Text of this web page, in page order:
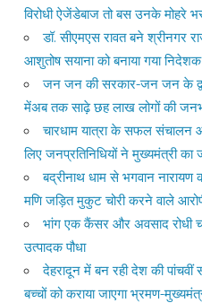
विरोधी ऐजेंडेबाज तो बस उनके मोहरे
डॉ. सीएमएस रावत बने श्रीनगर
आशुतोष सयाना को बनाया गया निदेशक
जन जन की सरकार-जन जन के
मेंअब तक साढ़े छह लाख लोगों की
चारधाम यात्रा के सफल संचालन
लिए जनप्रतिनिधियों ने मुख्यमंत्री का
बद्रीनाथ धाम से भगवान
मणि जड़ित मुकुट चोरी करने वाले
भांग एक कैंसर और अवसाद रोधी
उत्पादक पौधा
देहरादून में बन रही देश की
बच्चों को कराया जाएगा भ्रमण-